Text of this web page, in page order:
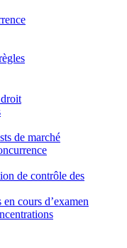
de marché
de contrôle des
cours d’examen